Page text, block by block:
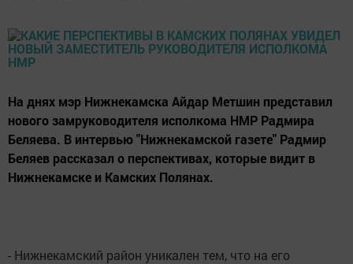
На днях мэр Нижнекамска Айдар Метшин представил
нового замруководителя исполкома НМР Радмира
Беляева. В интервью "Нижнекамской газете" Радмир
Беляев рассказал о перспективах, которые видит в
Нижнекамске и Камских Полянах.
- Нижнекамский район уникален тем, что на его